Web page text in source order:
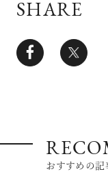
SHARE
おすすめの記